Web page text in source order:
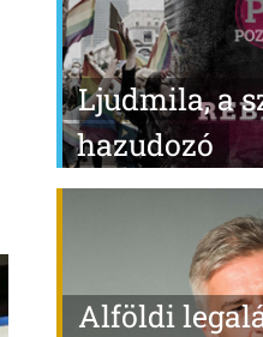
Ljudmila, a
hazudozó
Alföldi